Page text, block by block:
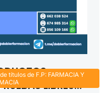
títulos de F.P: FARMACIA Y
LIBRES